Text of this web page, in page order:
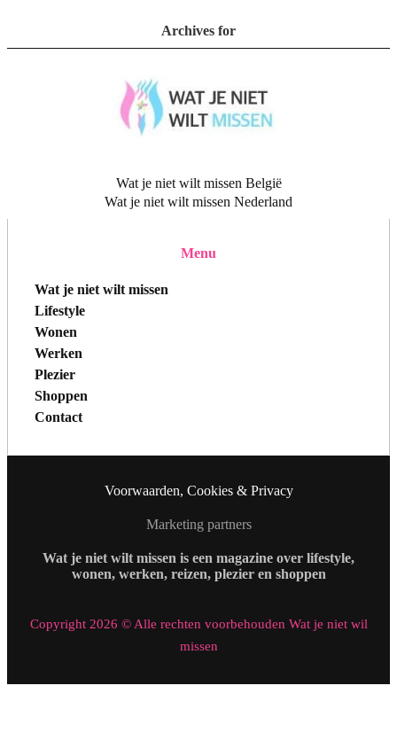
Archives for
Wat je niet wilt missen België
Wat je niet wilt missen Nederland
Menu
Wat je niet wilt missen
Lifestyle
Wonen
Werken
Plezier
Shoppen
Contact
Voorwaarden, Cookies & Privacy
Marketing partners
Wat je niet wilt missen is een magazine over lifestyle,
wonen, werken, reizen, plezier en shoppen
Copyright 2026 © Alle rechten voorbehouden Wat je niet wil
missen